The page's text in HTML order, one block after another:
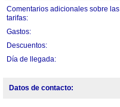
Comentarios adicionales sobre las
tarifas:
Gastos:
Descuentos:
Día de llegada:
Datos de contacto: